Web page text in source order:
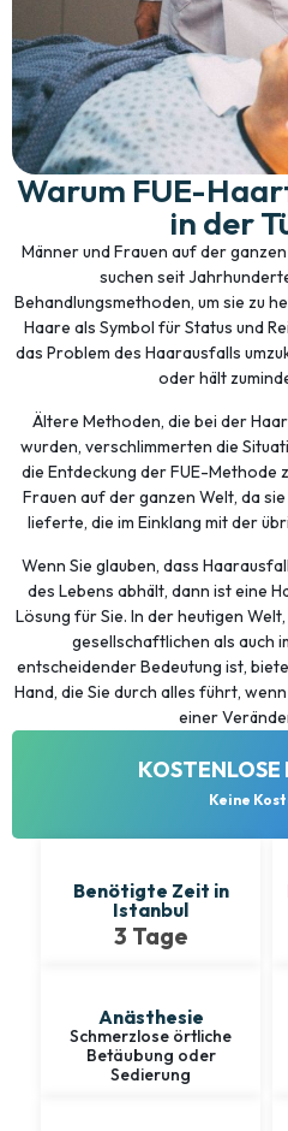
Warum FUE-
in der
Männer und Frauen auf der
suchen seit
Behandlungsmethoden, um sie zu
Haare als Symbol für Status und
das Problem des Haarausfalls
oder hält
Ältere Methoden, die bei der
wurden, verschlimmerten die
die Entdeckung der FUE-Methode
Frauen auf der ganzen Welt, da
lieferte, die im Einklang mit der
Wenn Sie glauben, dass
des Lebens abhält, dann ist eine
Lösung für Sie. In der heutigen
gesellschaftlichen als auch
entscheidender Bedeutung ist,
Hand, die Sie durch alles führt,
einer
Keine
Benötigte Zeit in
Istanbul
3 Tage
Anästhesie
Schmerzlose örtliche
Betäubung oder
Sedierung